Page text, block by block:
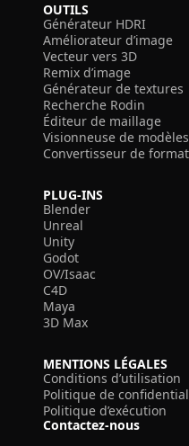
OUTILS
Générateur HDRI
Améliorateur d’image
Vecteur vers 3D
Remix d’image
Générateur de textures
Recherche Rodin
Éditeur de maillage
Visionneuse de modèles
Convertisseur de
PLUG-INS
Blender
Unreal
Unity
Godot
OV/Isaac
C4D
Maya
3D Max
MENTIONS LÉGALES
Conditions d’utilisation
Politique de
Politique d’exécution
Contactez-nous